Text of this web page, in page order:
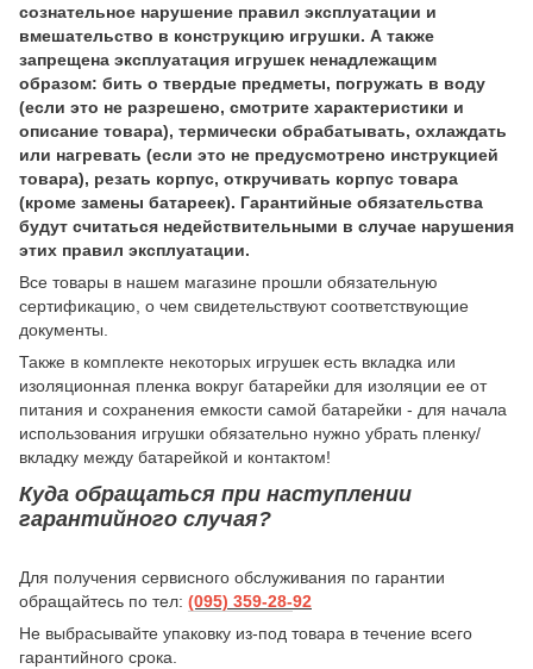
сознательное нарушение правил эксплуатации и
вмешательство в конструкцию игрушки. А также
запрещена эксплуатация игрушек ненадлежащим
образом: бить о твердые предметы, погружать в воду
(если это не разрешено, смотрите характеристики и
описание товара), термически обрабатывать, охлаждать
или нагревать (если это не предусмотрено инструкцией
товара), резать корпус, откручивать корпус товара
(кроме замены батареек). Гарантийные обязательства
будут считаться недействительными в случае нарушения
этих правил эксплуатации.
Все товары в нашем магазине прошли обязательную
сертификацию, о чем свидетельствуют соответствующие
документы.
Также в комплекте некоторых игрушек есть вкладка или
изоляционная пленка вокруг батарейки для изоляции ее от
питания и сохранения емкости самой батарейки - для начала
использования игрушки обязательно нужно убрать пленку/
вкладку между батарейкой и контактом!
Куда обращаться при наступлении
гарантийного случая?
Для получения сервисного обслуживания по гарантии
обращайтесь по тел: (095) 359-28-92
Не выбрасывайте упаковку из-под товара в течение всего
гарантийного срока.